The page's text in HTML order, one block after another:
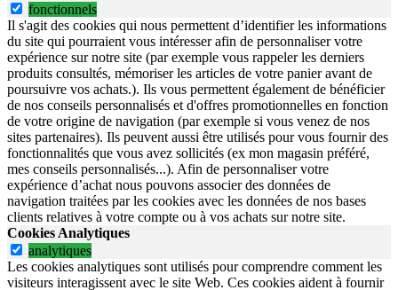
fonctionnels
Il s'agit des cookies qui nous permettent d’identifier les informations
du site qui pourraient vous intéresser afin de personnaliser votre
expérience sur notre site (par exemple vous rappeler les derniers
produits consultés, mémoriser les articles de votre panier avant de
poursuivre vos achats.). Ils vous permettent également de bénéficier
de nos conseils personnalisés et d'offres promotionnelles en fonction
de votre origine de navigation (par exemple si vous venez de nos
sites partenaires). Ils peuvent aussi être utilisés pour vous fournir des
fonctionnalités que vous avez sollicités (ex mon magasin préféré,
mes conseils personnalisés...). Afin de personnaliser votre
expérience d’achat nous pouvons associer des données de
navigation traitées par les cookies avec les données de nos bases
clients relatives à votre compte ou à vos achats sur notre site.
Cookies Analytiques
analytiques
Les cookies analytiques sont utilisés pour comprendre comment les
visiteurs interagissent avec le site Web. Ces cookies aident à fournir